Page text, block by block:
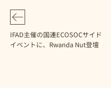
IFAD主催の国連ECOSOCサイド
イベントに、Rwanda Nut登壇